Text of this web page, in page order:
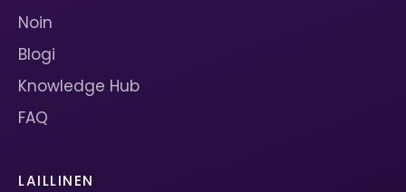
Noin
Blogi
Knowledge Hub
FAQ
LAILLINEN